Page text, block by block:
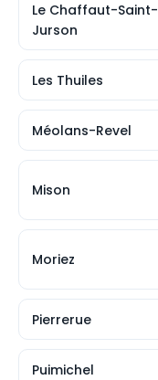
Le Chaffaut-Saint-
Jurson
Les Thuiles
Méolans-Revel
Mison
Moriez
Pierrerue
Puimichel